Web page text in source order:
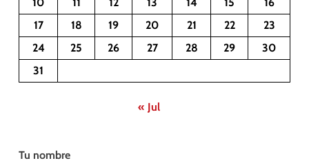
10
11 12 13 14 15
16
17
18 19 20 21 22
23
24
25 26 27 28 29
30
31
« Jul
Tu nombre